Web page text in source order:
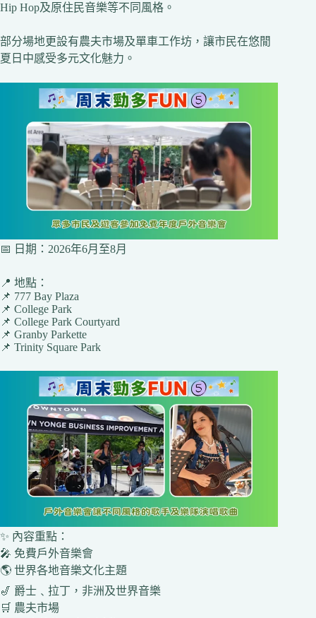
Hip Hop及原住民音樂等不同風格。
部分場地更設有農夫市場及單車工作坊，讓市民在悠閒
夏日中感受多元文化魅力。
📅 日期：2026年6月至8月
📍 地點：
📌 777 Bay Plaza
📌 College Park
📌 College Park Courtyard
📌 Granby Parkette
📌 Trinity Square Park
✨ 內容重點：
🎤 免費戶外音樂會
🌎 世界各地音樂文化主題
🎷 爵士﹑拉丁，非洲及世界音樂
🛒 農夫市場